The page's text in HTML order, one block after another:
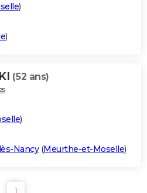
)
)
(52 ans)
)
Nancy(Meurthe-et-Moselle)
1